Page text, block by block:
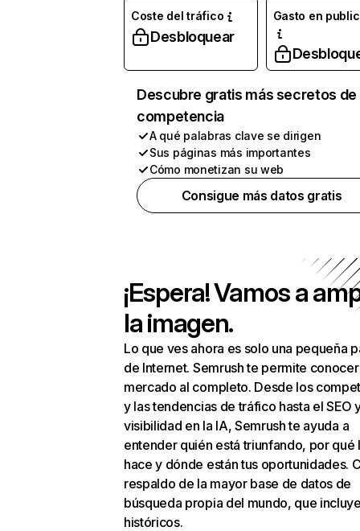
Coste del tráfico
Desbloquear
Gasto en
Descubre gratis más secretos de
competencia
A qué palabras clave se dirigen
Sus páginas más importantes
Cómo monetizan su web
Consigue más datos gratis
¡Espera! Vamos a
la imagen.
Lo que ves ahora es solo una pequeña
de Internet. Semrush te permite
mercado al completo. Desde los
y las tendencias de tráfico hasta el SEO
visibilidad en la IA, Semrush te ayuda a
entender quién está triunfando, por qué
hace y dónde están tus oportunidades.
respaldo de la mayor base de datos de
búsqueda propia del mundo, que
históricos.